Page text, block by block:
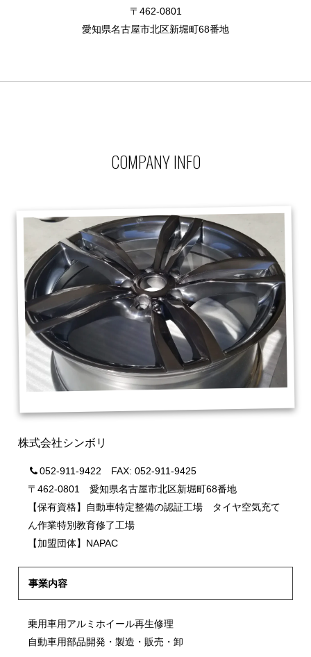
〒462-0801
愛知県名古屋市北区新堀町68番地
COMPANY INFO
株式会社シンボリ
052-911-9422 FAX: 052-911-9425
〒462-0801 愛知県名古屋市北区新堀町68番地
【保有資格】自動車特定整備の認証工場 タイヤ空気充て
ん作業特別教育修了工場
【加盟団体】NAPAC
事業内容
乗用車用アルミホイール再生修理
自動車用部品開発・製造・販売・卸